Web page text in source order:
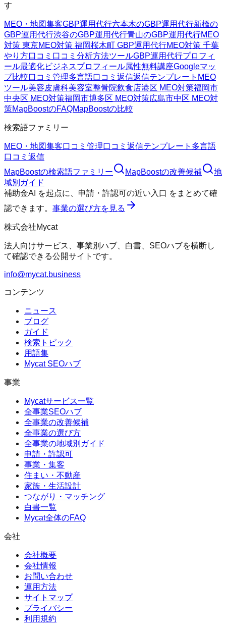
す
MEO・地図集客GBP運用代行六本木のGBP運用代行新橋の
GBP運用代行渋谷のGBP運用代行青山のGBP運用代行MEO
対策 東京MEO対策 福岡桜木町 GBP運用代行MEO対策 千葉
やり方口コミ 口コミ分析方法ツールGBP運用代行プロフィ
ール最適化ビジネスプロフィール属性無料講座Googleマッ
プ比較口コミ管理多言語口コミ返信返信テンプレート MEO
ツール美容皮膚科美容室整骨院飲食店港区 MEO対策福岡市
中央区 MEO対策福岡市博多区 MEO対策広島市中区 MEO対
策MapBoostのFAQMapBoostの比較
検索語ファミリー
MEO・地図集客口コミ管理口コミ返信テンプレート 多言語
口コミ返信
MapBoostの検索語ファミリー MapBoostの改善候補
地
域別ガイド
補助金AI
を起点に、 申請・許認可の近い入口 をまとめて確
認できます。 事業の選び方を見る
株式会社Mycat
法人向けサービス、事業別ハブ、白書、SEOハブを横断し
て確認できる公開サイトです。
info@mycat.business
コンテンツ
ニュース
ブログ
ガイド
検索トピック
用語集
Mycat SEOハブ
事業
Mycatサービス一覧
全事業SEOハブ
全事業の改善候補
全事業の選び方
全事業の地域別ガイド
申請・許認可
事業・集客
住まい・不動産
家族・生活設計
つながり・マッチング
白書一覧
Mycat全体のFAQ
会社
会社概要
会社情報
お問い合わせ
運用方法
サイトマップ
プライバシー
利用規約